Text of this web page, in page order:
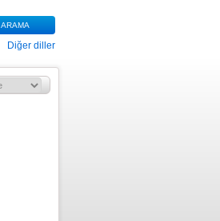
ARAMA
Diğer diller